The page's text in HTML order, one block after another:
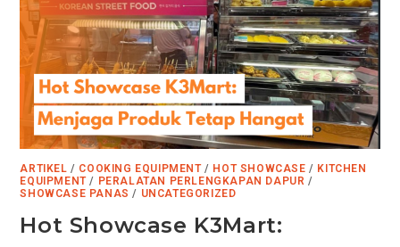
ARTIKEL / COOKING EQUIPMENT/ HOT SHOWCASE / KITCHEN
EQUIPMENT/ PERALATAN PERLENGKAPAN DAPUR /
SHOWCASE PANAS / UNCATEGORIZED
Hot Showcase K3Mart: